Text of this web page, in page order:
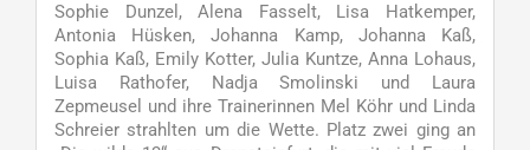
Sophie Dunzel, Alena Fasselt, Lisa Hatkemper,
Antonia Hüsken, Johanna Kamp, Johanna Kaß,
Sophia Kaß, Emily Kotter, Julia Kuntze, Anna Lohaus,
Luisa Rathofer, Nadja Smolinski und Laura
Zepmeusel und ihre Trainerinnen Mel Köhr und Linda
Schreier strahlten um die Wette. Platz zwei ging an